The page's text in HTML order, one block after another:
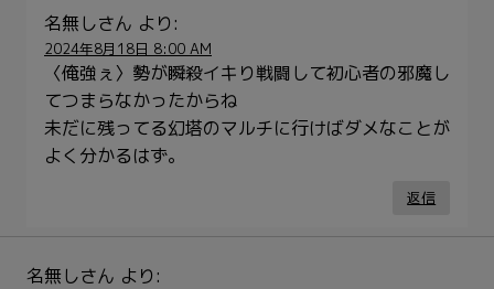
名無しさん より:
2024年8月18日 8:00 AM
〈俺強ぇ〉勢が瞬殺イキり戦闘して初心者の邪魔し
てつまらなかったからね
未だに残ってる幻塔のマルチに行けばダメなことが
よく分かるはず。
返信
名無しさん より: